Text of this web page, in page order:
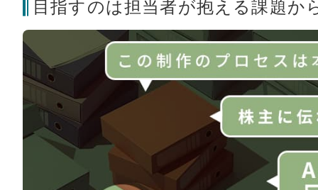
目指すのは担当者が抱える課題か